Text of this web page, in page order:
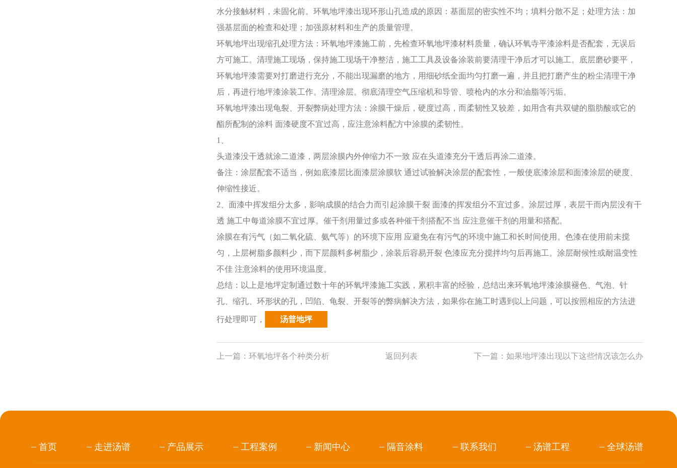
水分接触材料，未固化前。环氧地坪漆出现环形山孔造成的原因：基面层的密实性不均；填料分散不足；处理方法：加
强基层面的检查和处理；加强原材料和生产的质量管理。
环氧地坪出现缩孔处理方法：环氧地坪漆施工前，先检查环氧地坪漆材料质量，确认环氧寺平漆涂料是否配套，无误后
方可施工。清理施工现场，保持施工现场干净整洁，施工工具及设备涂装前要清理干净后才可以施工。底层磨砂要平，
环氧地坪漆需要对打磨进行充分，不能出现漏磨的地方，用细砂纸全面均匀打磨一遍，并且把打磨产生的粉尘清理干净
后，再进行地坪漆涂装工作。清理涂层。彻底清理空气压缩机和导管、喷枪内的水分和油脂等污垢。
环氧地坪漆出现龟裂、开裂弊病处理方法：涂膜干燥后，硬度过高，而柔韧性又较差，如用含有共双键的脂肪酸或它的
酯所配制的涂料 面漆硬度不宜过高，应注意涂料配方中涂膜的柔韧性。
1、
头道漆没干透就涂二道漆，两层涂膜内外伸缩力不一致 应在头道漆充分干透后再涂二道漆。
备注：涂层配套不适当，例如底漆层比面漆层涂膜软 通过试验解决涂层的配套性，一般使底漆涂层和面漆涂层的硬度、
伸缩性接近。
2、面漆中挥发组分太多，影响成膜的结合力而引起涂膜干裂 面漆的挥发组分不宜过多。涂层过厚，表层干而内层没有干
透 施工中每道涂膜不宜过厚。催干剂用量过多或各种催干剂搭配不当 应注意催干剂的用量和搭配。
涂膜在有污气（如二氧化硫、氨气等）的环境下应用 应避免在有污气的环境中施工和长时间使用。色漆在使用前未搅
匀，上层树脂多颜料少，而下层颜料多树脂少，涂装后容易开裂 色漆应充分搅拌均匀后再施工。涂层耐候性或耐温变性
不佳 注意涂料的使用环境温度。
总结：以上是地坪定制通过数十年的环氧坪漆施工实践，累积丰富的经验，总结出来环氧地坪漆涂膜褪色、气泡、针
孔、缩孔、环形状的孔，凹陷、龟裂、开裂等的弊病解决方法，如果你在施工时遇到以上问题，可以按照相应的方法进
行处理即可 ， 汤普地坪
上一篇：环氧地坪各个种类分析 返回列表 下一篇： 如果地坪漆出现以下这些情况该怎么办
首页 走进汤谱 产品展示 工程案例 新闻中心 隔音涂料 联系我们 汤谱工程 全球汤谱